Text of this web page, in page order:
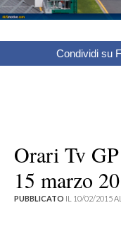
Condividi su
Orari Tv
15 marzo
PUBBLICATO IL 10/02/2015